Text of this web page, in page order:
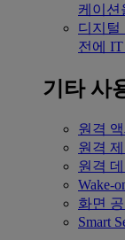
케이션
디지털
전에
기타 사
원격
원격 제
원격
Wake-
화면
Smart